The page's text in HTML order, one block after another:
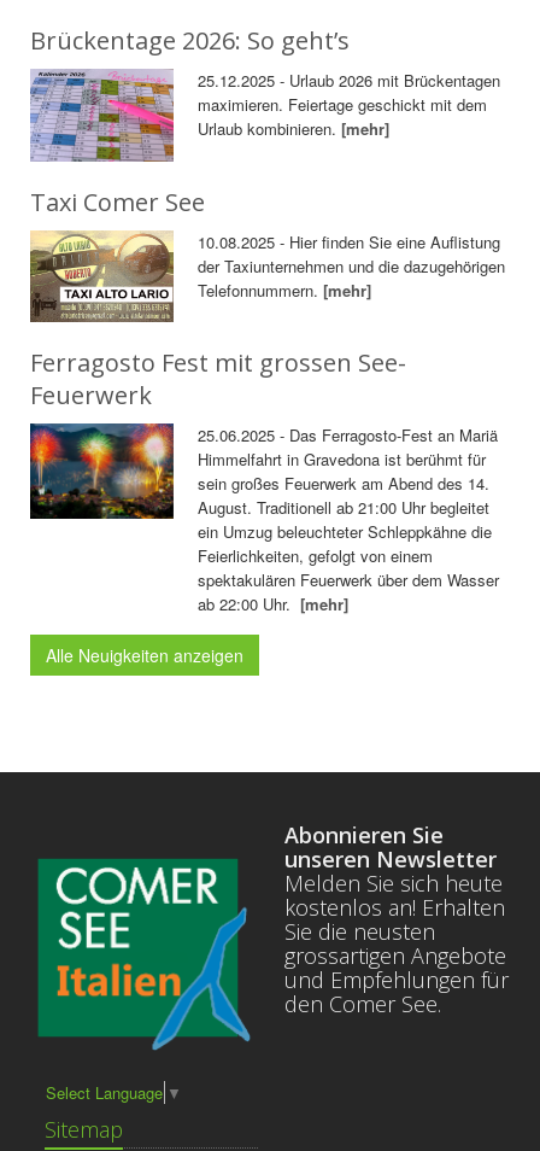
Brückentage 2026: So geht’s
25.12.2025 - Urlaub 2026 mit Brückentagen
maximieren. Feiertage geschickt mit dem
Urlaub kombinieren.[mehr]
Taxi Comer See
10.08.2025 - Hier finden Sie eine Auflistung
der Taxiunternehmen und die dazugehörigen
Telefonnummern.[mehr]
Ferragosto Fest mit grossen See-
Feuerwerk
25.06.2025 - Das Ferragosto-Fest an Mariä
Himmelfahrt in Gravedona ist berühmt für
sein großes Feuerwerk am Abend des 14.
August. Traditionell ab 21:00 Uhr begleitet
ein Umzug beleuchteter Schleppkähne die
Feierlichkeiten, gefolgt von einem
spektakulären Feuerwerk über dem Wasser
ab 22:00 Uhr.[mehr]
Alle Neuigkeiten anzeigen
Select Language ▼
Sitemap
Abonnieren Sie
unseren Newsletter
Melden Sie sich heute
kostenlos an! Erhalten
Sie die neusten
grossartigen Angebote
und Empfehlungen für
den Comer See.